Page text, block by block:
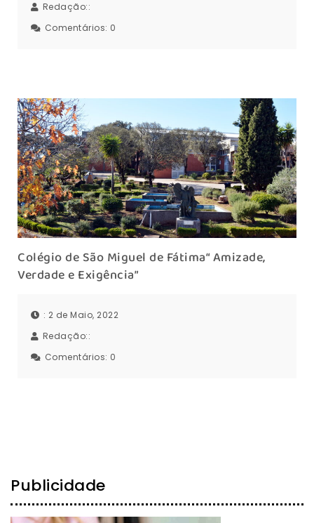
Redação::
Comentários: 0
Colégio de São Miguel de Fátima“ Amizade,
Verdade e Exigência”
: 2 de Maio, 2022
Redação::
Comentários: 0
Publicidade